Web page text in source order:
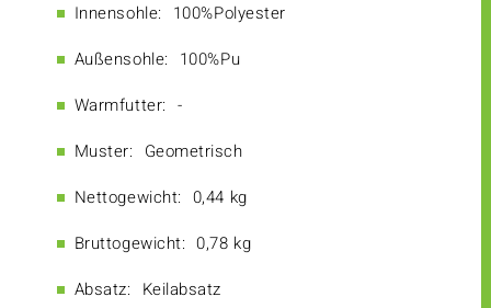
Innensohle: 100%Polyester
Außensohle: 100%Pu
Warmfutter: -
Muster: Geometrisch
Nettogewicht: 0,44 kg
Bruttogewicht: 0,78 kg
Absatz: Keilabsatz